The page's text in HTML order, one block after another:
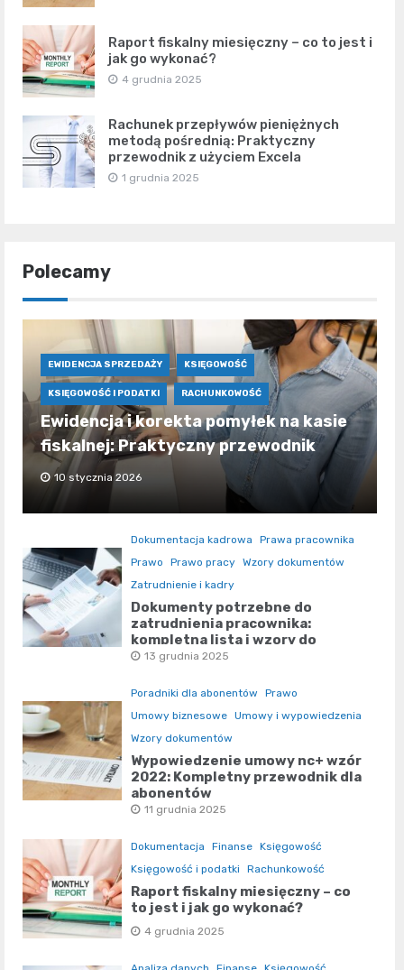
Raport fiskalny miesięczny – co to jest i
jak go wykonać?
4 grudnia 2025
Rachunek przepływów pieniężnych
metodą pośrednią: Praktyczny
przewodnik z użyciem Excela
1 grudnia 2025
Polecamy
EWIDENCJA SPRZEDAŻY KSIĘGOWOŚĆ
KSIĘGOWOŚĆ I PODATKI RACHUNKOWOŚĆ
Ewidencja i korekta pomyłek na kasie
fiskalnej: Praktyczny przewodnik
10 stycznia 2026
Dokumentacja kadrowa
Prawa pracownika
Prawo
Prawo pracy Wzory dokumentów
Zatrudnienie i kadry
Dokumenty potrzebne do
zatrudnienia pracownika:
kompletna lista i wzory do
pobrania
13 grudnia 2025
Poradniki dla abonentów
Prawo
Umowy biznesowe Umowy i wypowiedzenia
Wzory dokumentów
Wypowiedzenie umowy nc+ wzór
2022: Kompletny przewodnik dla
abonentów
11 grudnia 2025
Dokumentacja Finanse Księgowość
Księgowość i podatki
Rachunkowość
Raport fiskalny miesięczny – co
to jest i jak go wykonać?
4 grudnia 2025